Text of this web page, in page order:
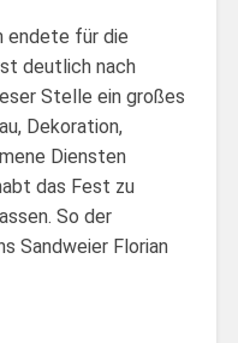
endete für die
deutlich nach
Stelle ein großes
Dekoration,
Diensten
das Fest zu
So der
Sandweier Florian